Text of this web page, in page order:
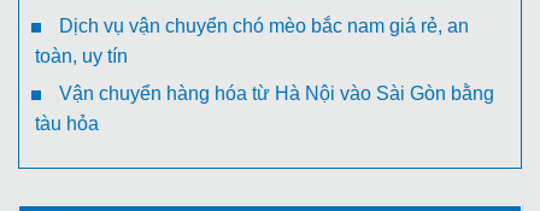
Dịch vụ vận chuyển chó mèo bắc nam giá rẻ, an
toàn, uy tín
Vận chuyển hàng hóa từ Hà Nội vào Sài Gòn bằng
tàu hỏa